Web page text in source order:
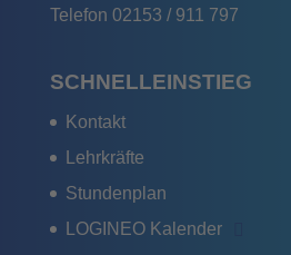
Telefon 02153 / 911 797
SCHNELLEINSTIEG
Kontakt
Lehrkräfte
Stundenplan
LOGINEO Kalender